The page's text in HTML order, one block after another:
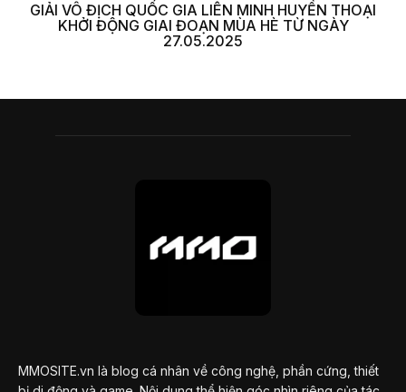
GIẢI VÔ ĐỊCH QUỐC GIA LIÊN MINH HUYỀN THOẠI
KHỞI ĐỘNG GIAI ĐOẠN MÙA HÈ TỪ NGÀY
27.05.2025
MMOSITE.vn là blog cá nhân về công nghệ, phần cứng, thiết